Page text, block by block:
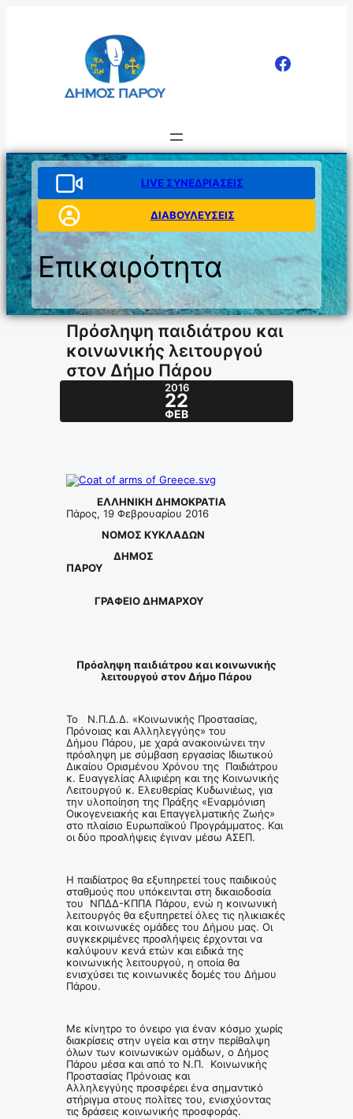
LIVE ΣΥΝΕΔΡΙΑΣΕΙΣ
ΔΙΑΒΟΥΛΕΥΣΕΙΣ
Επικαιρότητα
Πρόσληψη παιδιάτρου και
κοινωνικής λειτουργού
στον Δήμο Πάρου
2016
22
ΦΕΒ
ΕΛΛΗΝΙΚΗ ΔΗΜΟΚΡΑΤΙΑ
Πάρος, 19 Φεβρουαρίου 2016
ΝΟΜΟΣ ΚΥΚΛΑΔΩΝ
ΔΗΜΟΣ
ΠΑΡΟΥ
ΓΡΑΦΕΙΟ ΔΗΜΑΡΧΟΥ
Πρόσληψη παιδιάτρου και κοινωνικής
λειτουργού στον Δήμο Πάρου
Το Ν.Π.Δ.Δ. «Κοινωνικής Προστασίας,
Πρόνοιας και Αλληλεγγύης» του
Δήμου Πάρου, με χαρά ανακοινώνει την
πρόσληψη με σύμβαση εργασίας Ιδιωτικού
Δικαίου Ορισμένου Χρόνου της Παιδιάτρου
κ. Ευαγγελίας Αλιφιέρη και της Κοινωνικής
Λειτουργού κ. Ελευθερίας Κυδωνιέως, για
την υλοποίηση της Πράξης «Εναρμόνιση
Οικογενειακής και Επαγγελματικής Ζωής»
στο πλαίσιο Ευρωπαϊκού Προγράμματος. Και
οι δύο προσλήψεις έγιναν μέσω ΑΣΕΠ.
Η παιδίατρος θα εξυπηρετεί τους παιδικούς
σταθμούς που υπόκεινται στη δικαιοδοσία
του ΝΠΔΔ-ΚΠΠΑ Πάρου, ενώ η κοινωνική
λειτουργός θα εξυπηρετεί όλες τις ηλικιακές
και κοινωνικές ομάδες του Δήμου μας. Οι
συγκεκριμένες προσλήψεις έρχονται να
καλύψουν κενά ετών και ειδικά της
κοινωνικής λειτουργού, η οποία θα
ενισχύσει τις κοινωνικές δομές του Δήμου
Πάρου.
Με κίνητρο το όνειρο για έναν κόσμο χωρίς
διακρίσεις στην υγεία και στην περίθαλψη
όλων των κοινωνικών ομάδων, ο Δήμος
Πάρου μέσα και από το Ν.Π. Κοινωνικής
Προστασίας Πρόνοιας και
Αλληλεγγύης προσφέρει ένα σημαντικό
στήριγμα στους πολίτες του, ενισχύοντας
τις δράσεις κοινωνικής προσφοράς.